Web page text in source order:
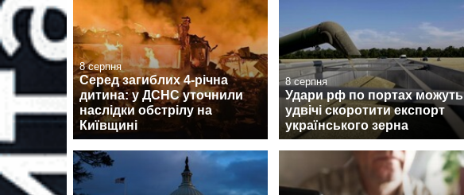
8 серпня
Серед загиблих 4-річна
дитина: у ДСНС уточнили
наслідки обстрілу на
Київщині
8 серпня
Удари рф по портах можуть
удвічі скоротити експорт
українського зерна